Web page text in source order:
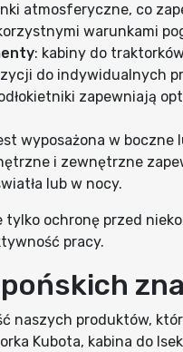
atmosferyczne, co
warunkami
: kabiny do
do indywidualnych
zapewniają
wyposażona w
i zewnętrzne
lub w nocy.
ochronę przed
pracy.
naszych produktów,
Kubota, kabina do